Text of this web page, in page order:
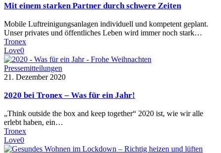
Mit einem starken Partner durch schwere Zeiten
Mobile Luftreinigungsanlagen individuell und kompetent geplant.
Unser privates und öffentliches Leben wird immer noch stark…
Tronex
Love0
Pressemitteilungen
21. Dezember 2020
2020 bei Tronex – Was für ein Jahr!
„Think outside the box and keep together“ 2020 ist, wie wir alle
erlebt haben, ein…
Tronex
Love0